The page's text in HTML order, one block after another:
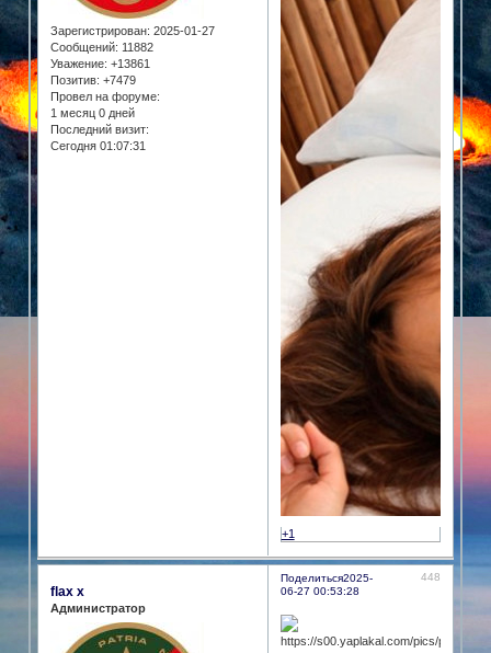
Зарегистрирован: 2025-01-27
Сообщений: 11882
Уважение: +13861
Позитив: +7479
Провел на форуме:
1 месяц 0 дней
Последний визит:
Сегодня 01:07:31
+1
Поделиться 448
2025-
06-27 00:53:28
flax x
Администратор